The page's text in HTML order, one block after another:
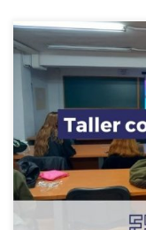
Hoy, 30 de abril, los
Temat han
oportunidades en el
comprendido cómo el
condiciones no